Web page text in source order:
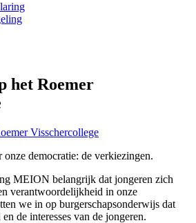
het Roemer
democratie: de verkiezingen.
MEION belangrijk dat jongeren zich
verantwoordelijkheid in onze
we in op burgerschapsonderwijs dat
de interesses van de jongeren.